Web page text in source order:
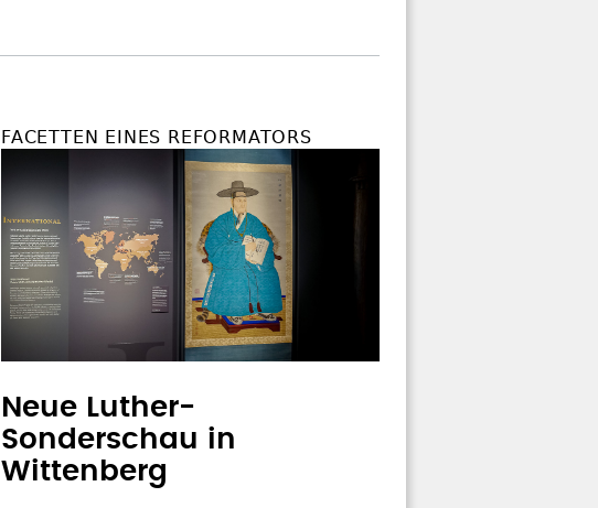
FACETTEN EINES REFORMATORS
Neue Luther-
Sonderschau in
Wittenberg